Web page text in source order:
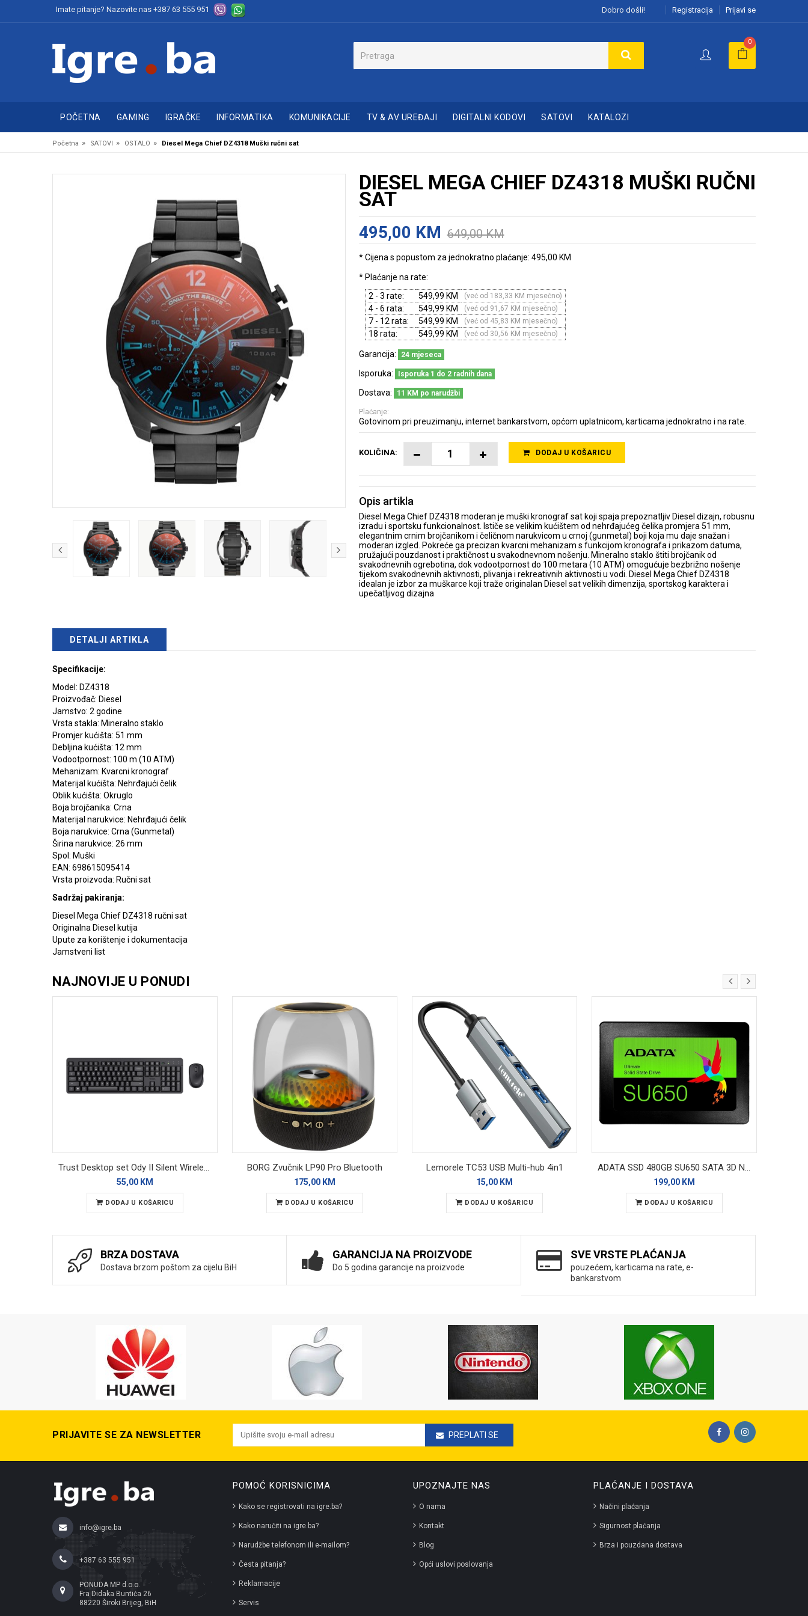
Imate pitanje? Nazovite nas +387 63 555 951 Dobro došli! Registracija Prijavi se
0
POČETNA GAMING IGRAČKE INFORMATIKA KOMUNIKACIJE TV & AV UREĐAJI DIGITALNI KODOVI SATOVI KATALOZI
Početna » SATOVI » OSTALO » Diesel Mega Chief DZ4318 Muški ručni sat
DIESEL MEGA CHIEF DZ4318 MUŠKI RUČNI
SAT
495,00 KM 649,00 KM
* Cijena s popustom za jednokratno plaćanje: 495,00 KM
* Plaćanje na rate:
2 - 3 rate:
549,99 KM (već od 183,33 KM mjesečno)
4 - 6 rata: 549,99 KM (već od 91,67 KM mjesečno)
7 - 12 rata: 549,99 KM (već od 45,83 KM mjesečno)
18 rata: 549,99 KM (već od 30,56 KM mjesečno)
Garancija: 24 mjeseca
Isporuka: Isporuka 1 do 2 radnih dana
Dostava: 11 KM po narudžbi
Plaćanje:
Gotovinom pri preuzimanju, internet bankarstvom, općom uplatnicom, karticama jednokratno i na rate.
KOLIČINA: DODAJ U KOŠARICU
Opis artikla
Diesel Mega Chief DZ4318 moderan je muški kronograf sat koji spaja prepoznatljiv Diesel dizajn, robusnu
izradu i sportsku funkcionalnost. Ističe se velikim kućištem od nehrđajućeg čelika promjera 51 mm,
elegantnim crnim brojčanikom i čeličnom narukvicom u crnoj (gunmetal) boji koja mu daje snažan i
moderan izgled. Pokreće ga precizan kvarcni mehanizam s funkcijom kronografa i prikazom datuma,
pružajući pouzdanost i praktičnost u svakodnevnom nošenju. Mineralno staklo štiti brojčanik od
svakodnevnih ogrebotina, dok vodootpornost do 100 metara (10 ATM) omogućuje bezbrižno nošenje
tijekom svakodnevnih aktivnosti, plivanja i rekreativnih aktivnosti u vodi. Diesel Mega Chief DZ4318
idealan je izbor za muškarce koji traže originalan Diesel sat velikih dimenzija, sportskog karaktera i
upečatljivog dizajna
DETALJI ARTIKLA
Specifikacije:
Model: DZ4318
Proizvođač: Diesel
Jamstvo: 2 godine
Vrsta stakla: Mineralno staklo
Promjer kućišta: 51 mm
Debljina kućišta: 12 mm
Vodootpornost: 100 m (10 ATM)
Mehanizam: Kvarcni kronograf
Materijal kućišta: Nehrđajući čelik
Oblik kućišta: Okruglo
Boja brojčanika: Crna
Materijal narukvice: Nehrđajući čelik
Boja narukvice: Crna (Gunmetal)
Širina narukvice: 26 mm
Spol: Muški
EAN: 698615095414
Vrsta proizvoda: Ručni sat
Sadržaj pakiranja:
Diesel Mega Chief DZ4318 ručni sat
Originalna Diesel kutija
Upute za korištenje i dokumentacija
Jamstveni list
NAJNOVIJE U PONUDI
Trust Desktop set Ody II Silent Wireless
55,00 KM
DODAJ U KOŠARICU
BORG Zvučnik LP90 Pro Bluetooth
175,00 KM
DODAJ U KOŠARICU
Lemorele TC53 USB Multi-hub 4in1
15,00 KM
DODAJ U KOŠARICU
ADATA SSD 480GB SU650 SATA 3D Nand
199,00 KM
DODAJ U KOŠARICU
BRZA DOSTAVA
Dostava brzom poštom za cijelu BiH
GARANCIJA NA PROIZVODE
Do 5 godina garancije na proizvode
SVE VRSTE PLAĆANJA
pouzećem, karticama na rate, e-
bankarstvom
PRIJAVITE SE ZA NEWSLETTER PREPLATI SE
info@igre.ba
+387 63 555 951
PONUDA MP d.o.o.
Fra Didaka Buntića 26
88220 Široki Brijeg, BiH
POMOĆ KORISNICIMA
Kako se registrovati na igre.ba?
Kako naručiti na igre.ba?
Narudžbe telefonom ili e-mailom?
Česta pitanja?
Reklamacije
Servis
UPOZNAJTE NAS
O nama
Kontakt
Blog
Opći uslovi poslovanja
PLAĆANJE I DOSTAVA
Načini plaćanja
Sigurnost plaćanja
Brza i pouzdana dostava